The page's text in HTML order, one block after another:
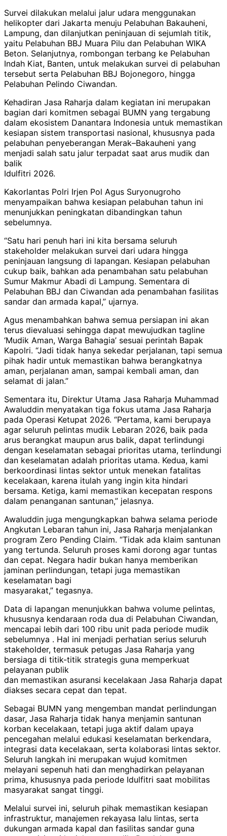
Survei dilakukan melalui jalur udara menggunakan
helikopter dari Jakarta menuju Pelabuhan Bakauheni,
Lampung, dan dilanjutkan peninjauan di sejumlah titik,
yaitu Pelabuhan BBJ Muara Pilu dan Pelabuhan WIKA
Beton. Selanjutnya, rombongan terbang ke Pelabuhan
Indah Kiat, Banten, untuk melakukan survei di pelabuhan
tersebut serta Pelabuhan BBJ Bojonegoro, hingga
Pelabuhan Pelindo Ciwandan.
Kehadiran Jasa Raharja dalam kegiatan ini merupakan
bagian dari komitmen sebagai BUMN yang tergabung
dalam ekosistem Danantara Indonesia untuk memastikan
kesiapan sistem transportasi nasional, khususnya pada
pelabuhan penyeberangan Merak–Bakauheni yang
menjadi salah satu jalur terpadat saat arus mudik dan
balik
Idulfitri 2026.
Kakorlantas Polri Irjen Pol Agus Suryonugroho
menyampaikan bahwa kesiapan pelabuhan tahun ini
menunjukkan peningkatan dibandingkan tahun
sebelumnya.
“Satu hari penuh hari ini kita bersama seluruh
stakeholder melakukan survei dari udara hingga
peninjauan langsung di lapangan. Kesiapan pelabuhan
cukup baik, bahkan ada penambahan satu pelabuhan
Sumur Makmur Abadi di Lampung. Sementara di
Pelabuhan BBJ dan Ciwandan ada penambahan fasilitas
sandar dan armada kapal,” ujarnya.
Agus menambahkan bahwa semua persiapan ini akan
terus dievaluasi sehingga dapat mewujudkan tagline
‘Mudik Aman, Warga Bahagia’ sesuai perintah Bapak
Kapolri. “Jadi tidak hanya sekedar perjalanan, tapi semua
pihak hadir untuk memastikan bahwa berangkatnya
aman, perjalanan aman, sampai kembali aman, dan
selamat di jalan.”
Sementara itu, Direktur Utama Jasa Raharja Muhammad
Awaluddin menyatakan tiga fokus utama Jasa Raharja
pada Operasi Ketupat 2026. “Pertama, kami berupaya
agar seluruh pelintas mudik Lebaran 2026, baik pada
arus berangkat maupun arus balik, dapat terlindungi
dengan keselamatan sebagai prioritas utama, terlindungi
dan keselamatan adalah prioritas utama. Kedua, kami
berkoordinasi lintas sektor untuk menekan fatalitas
kecelakaan, karena itulah yang ingin kita hindari
bersama. Ketiga, kami memastikan kecepatan respons
dalam penanganan santunan,” jelasnya.
Awaluddin juga mengungkapkan bahwa selama periode
Angkutan Lebaran tahun ini, Jasa Raharja menjalankan
program Zero Pending Claim. “Tidak ada klaim santunan
yang tertunda. Seluruh proses kami dorong agar tuntas
dan cepat. Negara hadir bukan hanya memberikan
jaminan perlindungan, tetapi juga memastikan
keselamatan bagi
masyarakat,” tegasnya.
Data di lapangan menunjukkan bahwa volume pelintas,
khususnya kendaraan roda dua di Pelabuhan Ciwandan,
mencapai lebih dari 100 ribu unit pada periode mudik
sebelumnya . Hal ini menjadi perhatian serius seluruh
stakeholder, termasuk petugas Jasa Raharja yang
bersiaga di titik-titik strategis guna memperkuat
pelayanan publik
dan memastikan asuransi kecelakaan Jasa Raharja dapat
diakses secara cepat dan tepat.
Sebagai BUMN yang mengemban mandat perlindungan
dasar, Jasa Raharja tidak hanya menjamin santunan
korban kecelakaan, tetapi juga aktif dalam upaya
pencegahan melalui edukasi keselamatan berkendara,
integrasi data kecelakaan, serta kolaborasi lintas sektor.
Seluruh langkah ini merupakan wujud komitmen
melayani sepenuh hati dan menghadirkan pelayanan
prima, khususnya pada periode Idulfitri saat mobilitas
masyarakat sangat tinggi.
Melalui survei ini, seluruh pihak memastikan kesiapan
infrastruktur, manajemen rekayasa lalu lintas, serta
dukungan armada kapal dan fasilitas sandar guna